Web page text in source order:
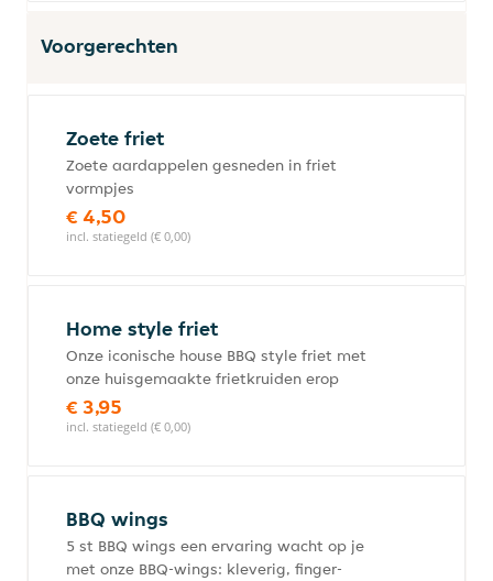
Voorgerechten
Zoete friet
Zoete aardappelen gesneden in friet
vormpjes
€ 4,50
incl. statiegeld (€ 0,00)
Home style friet
Onze iconische house BBQ style friet met
onze huisgemaakte frietkruiden erop
€ 3,95
incl. statiegeld (€ 0,00)
BBQ wings
5 st BBQ wings een ervaring wacht op je
met onze BBQ-wings: kleverig, finger-